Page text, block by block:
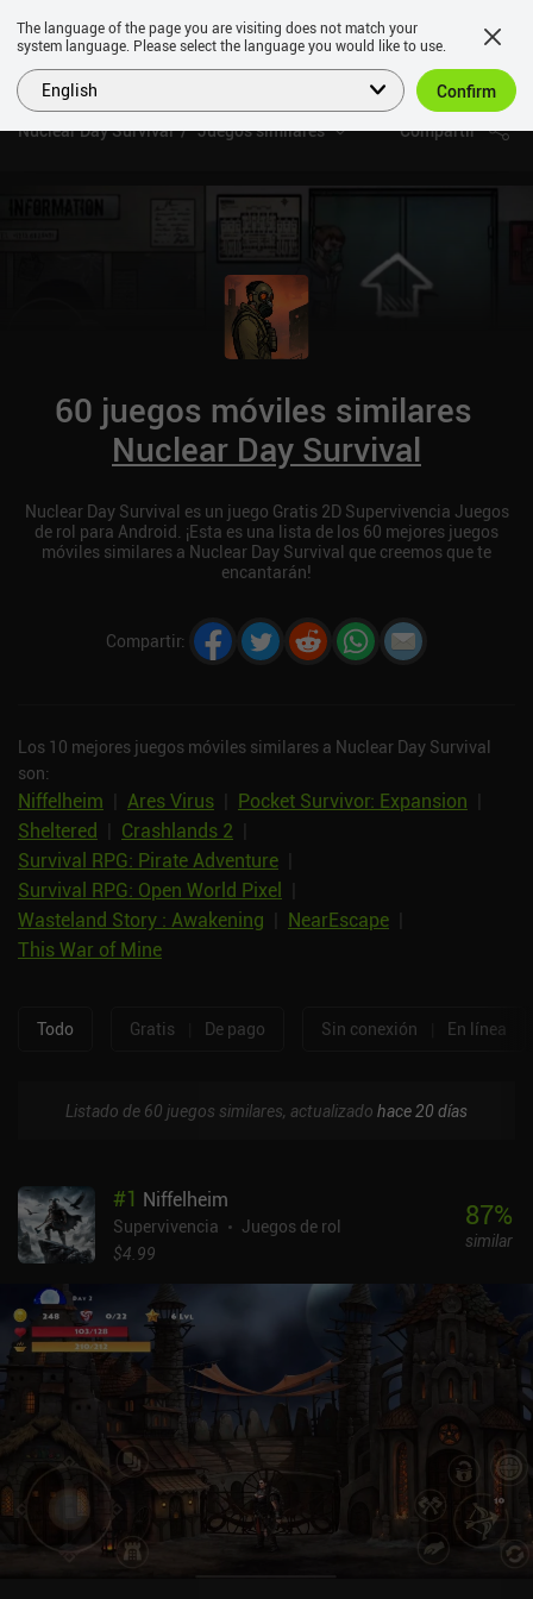
Nuclear Day Survival Juegos similares Compartir
60 juegos móviles similares
Nuclear Day Survival
Nuclear Day Survival es un juego Gratis 2D Supervivencia Juegos
de rol para Android. ¡Esta es una lista de los 60 mejores juegos
móviles similares a Nuclear Day Survival que creemos que te
encantarán!
Compartir:
Los 10 mejores juegos móviles similares a Nuclear Day Survival
son:
Niffelheim Ares Virus Pocket Survivor: Expansion
Sheltered
Crashlands 2
Survival RPG: Pirate Adventure
Survival RPG: Open World Pixel
Wasteland Story : Awakening
NearEscape
This War of Mine
Todo Gratis De pago Sin conexión En línea
Listado de 60 juegos similares, actualizado hace 20 días
#1 Niffelheim
Supervivencia
Juegos de rol
$4.99
87%
similar
The language of the page you are visiting does not match your
system language. Please select the language you would like to use.
English Confirm